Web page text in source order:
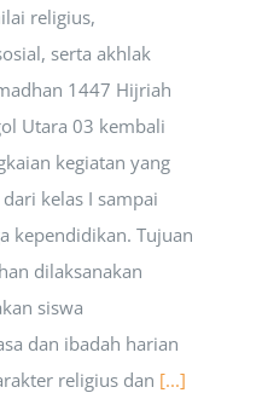
religius,
serta akhlak
1447 Hijriah
Utara 03 kembali
kegiatan yang
kelas I sampai
kependidikan. Tujuan
dilaksanakan
siswa
dan ibadah harian
religius dan [...]